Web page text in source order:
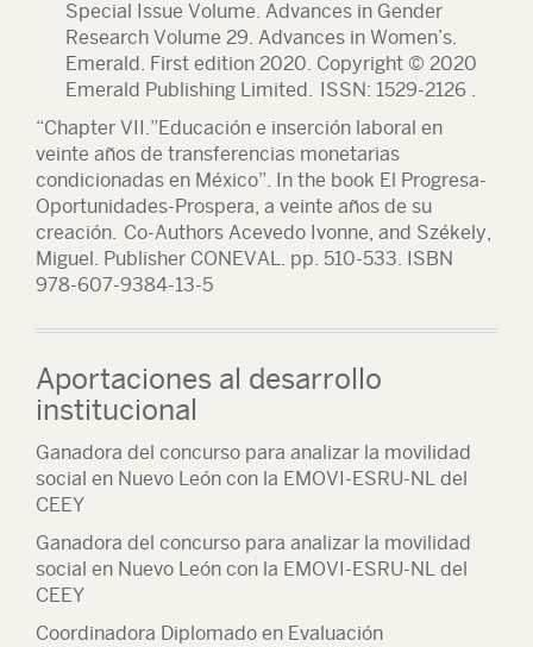
Special Issue Volume. Advances in Gender
Research Volume 29. Advances in Women’s.
Emerald. First edition 2020. Copyright © 2020
Emerald Publishing Limited. ISSN: 1529-2126 .
“Chapter VII.”Educación e inserción laboral en
veinte años de transferencias monetarias
condicionadas en México”. In the book El Progresa-
Oportunidades-Prospera, a veinte años de su
creación. Co-Authors Acevedo Ivonne, and Székely,
Miguel. Publisher CONEVAL. pp. 510-533. ISBN
978-607-9384-13-5
Aportaciones al desarrollo
institucional
Ganadora del concurso para analizar la movilidad
social en Nuevo León con la EMOVI-ESRU-NL del
CEEY
Ganadora del concurso para analizar la movilidad
social en Nuevo León con la EMOVI-ESRU-NL del
CEEY
Coordinadora Diplomado en Evaluación